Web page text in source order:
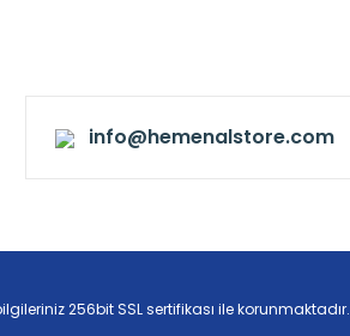
info@hemenalstore.com
256bit SSL sertifikası ile korunmaktadır.